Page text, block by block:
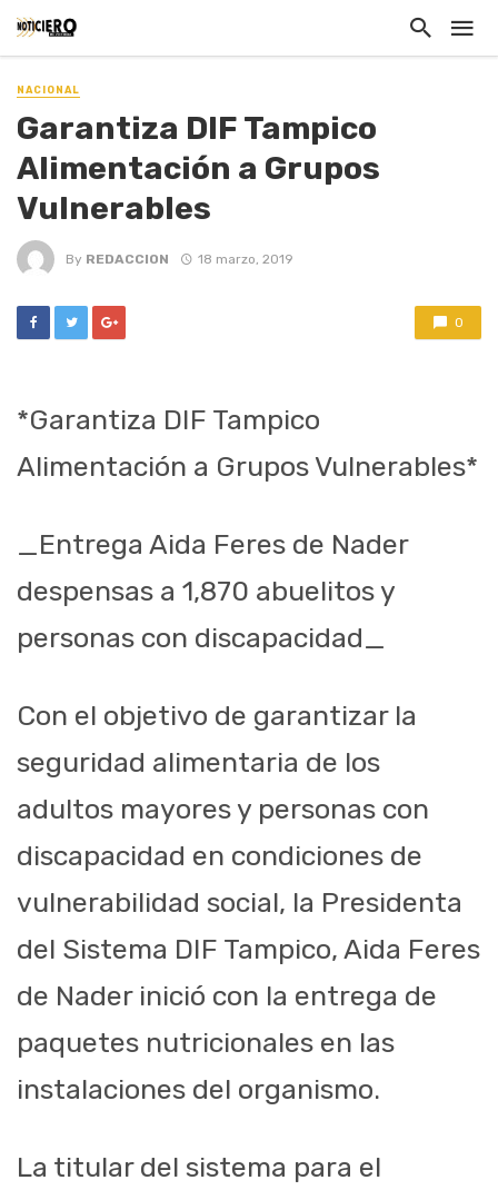
NACIONAL
Garantiza DIF Tampico
Alimentación a Grupos
Vulnerables
By REDACCION 18 marzo, 2019
0
*Garantiza DIF Tampico
Alimentación a Grupos Vulnerables*
_Entrega Aida Feres de Nader
despensas a 1,870 abuelitos y
personas con discapacidad_
Con el objetivo de garantizar la
seguridad alimentaria de los
adultos mayores y personas con
discapacidad en condiciones de
vulnerabilidad social, la Presidenta
del Sistema DIF Tampico, Aida Feres
de Nader inició con la entrega de
paquetes nutricionales en las
instalaciones del organismo.
La titular del sistema para el